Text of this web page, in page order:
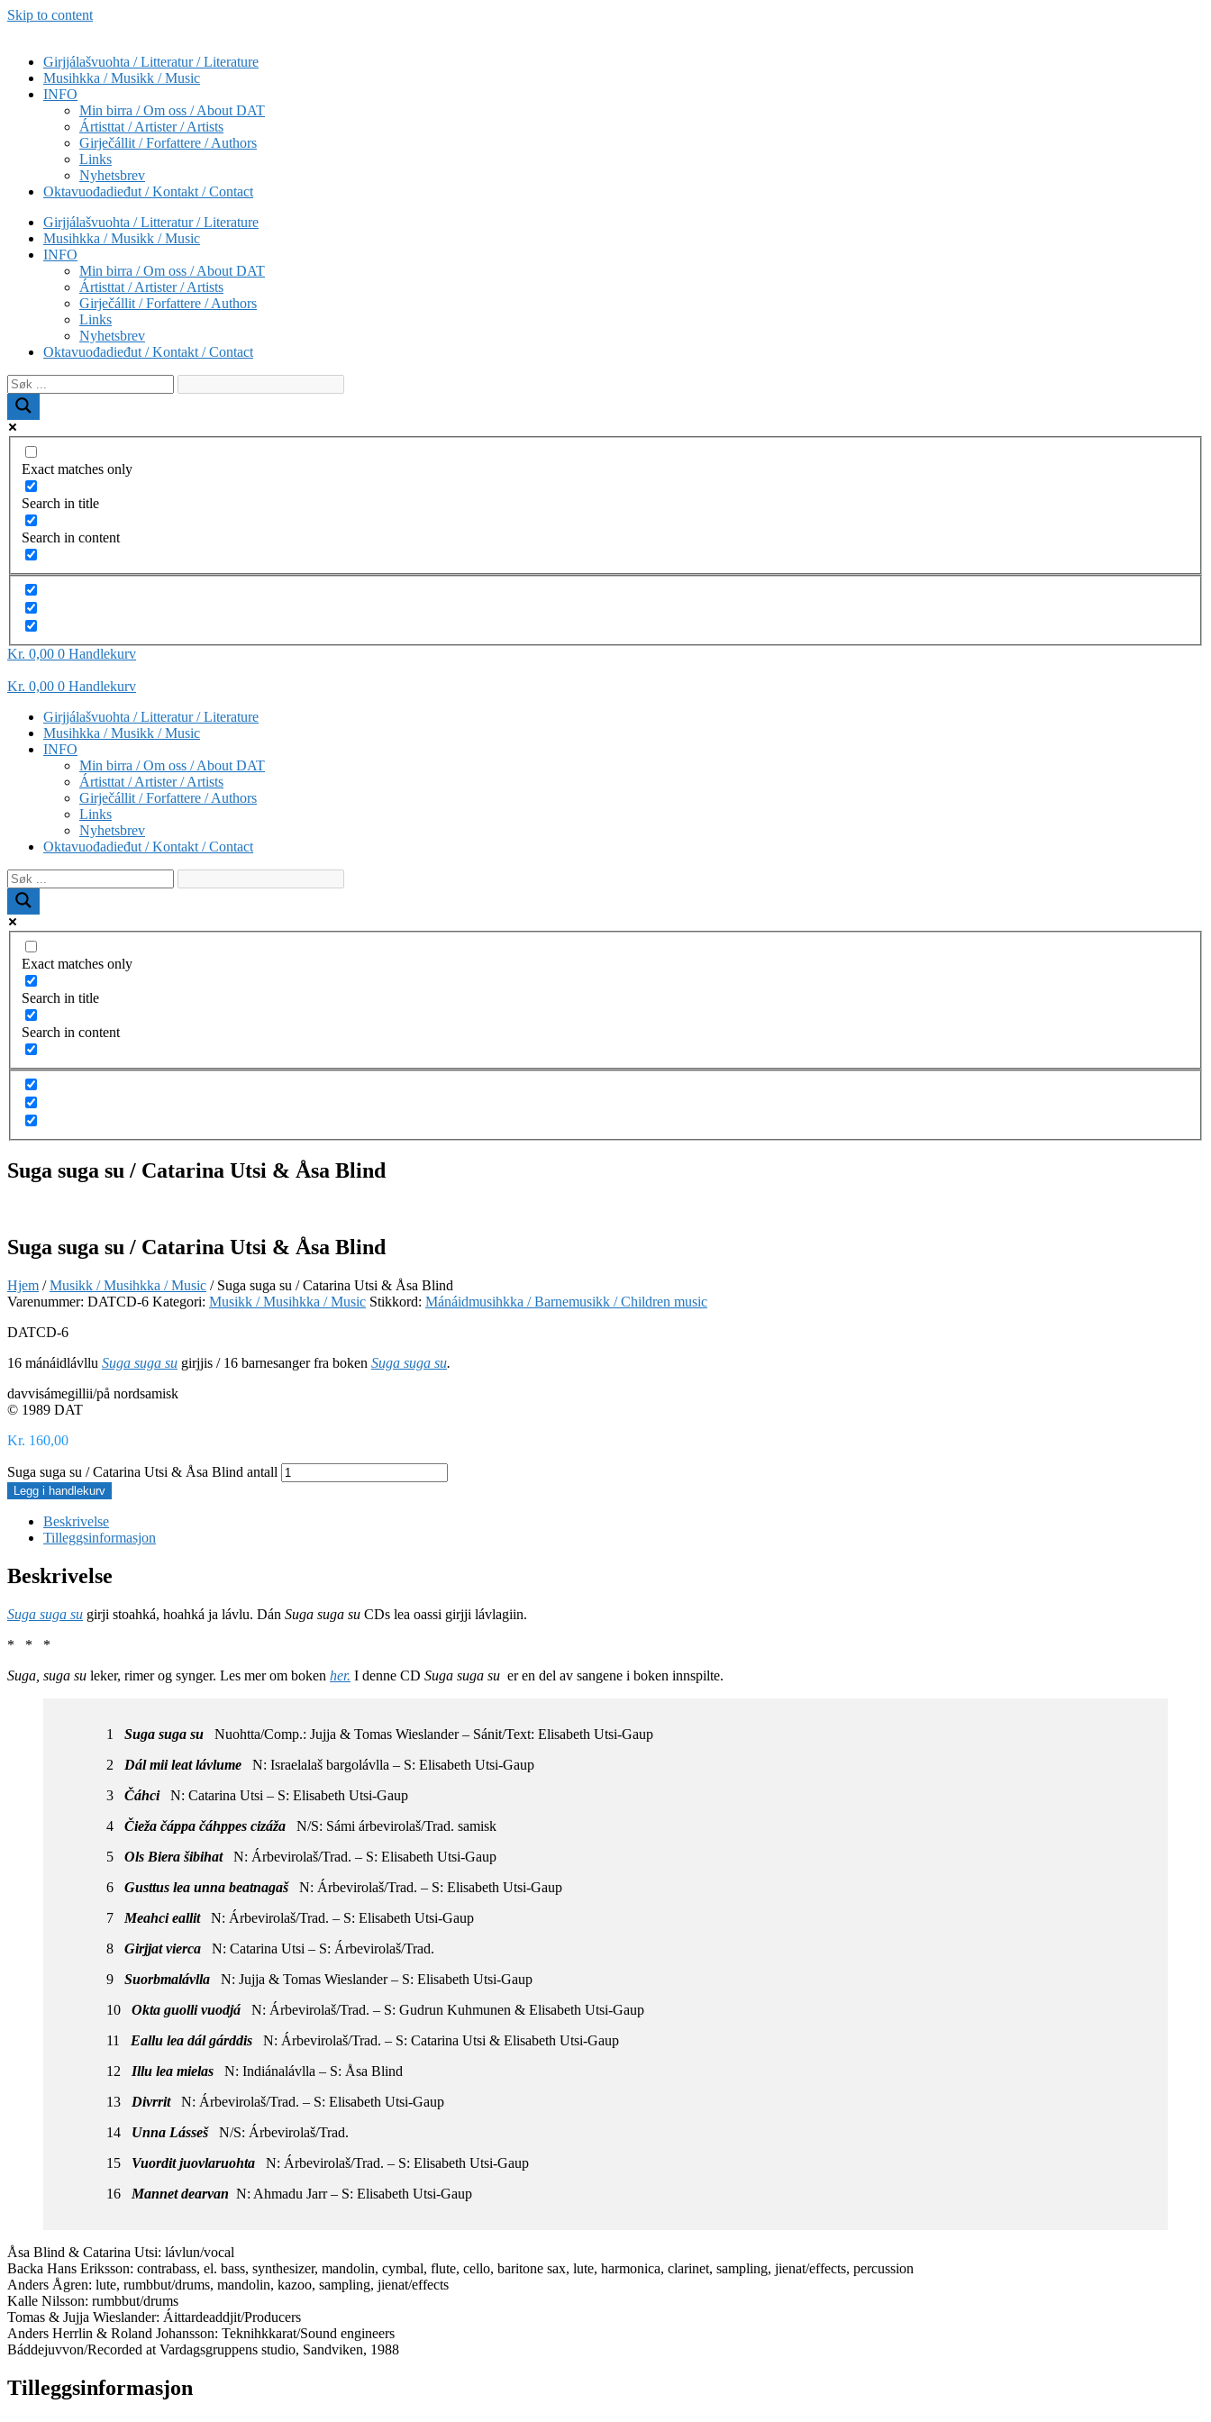
Skip to content
Girjjálašvuohta / Litteratur / Literature
Musihkka / Musikk / Music
INFO
Min birra / Om oss / About DAT
Ártisttat / Artister / Artists
Girječállit / Forfattere / Authors
Links
Nyhetsbrev
Oktavuođadieđut / Kontakt / Contact
Girjjálašvuohta / Litteratur / Literature
Musihkka / Musikk / Music
INFO
Min birra / Om oss / About DAT
Ártisttat / Artister / Artists
Girječállit / Forfattere / Authors
Links
Nyhetsbrev
Oktavuođadieđut / Kontakt / Contact
Exact matches only
Search in title
Search in content
Kr 0,00 0 Handlekurv
Kr 0,00 0 Handlekurv
Girjjálašvuohta / Litteratur / Literature
Musihkka / Musikk / Music
INFO
Min birra / Om oss / About DAT
Ártisttat / Artister / Artists
Girječállit / Forfattere / Authors
Links
Nyhetsbrev
Oktavuođadieđut / Kontakt / Contact
Exact matches only
Search in title
Search in content
Suga suga su / Catarina Utsi & Åsa Blind
Suga suga su / Catarina Utsi & Åsa Blind
Hjem /Musikk / Musihkka / Music / Suga suga su / Catarina Utsi & Åsa Blind
Varenummer: DATCD-6 Kategori: Musikk / Musihkka / Music Stikkord: Mánáidmusihkka / Barnemusikk / Children music
DATCD-6
16 mánáidlávllu Suga suga su girjjis / 16 barnesanger fra boken Suga suga su.
davvisámegillii/på nordsamisk
© 1989 DAT
Kr 160,00
Suga suga su / Catarina Utsi & Åsa Blind antall
Legg i handlekurv
Beskrivelse
Tilleggsinformasjon
Beskrivelse
Suga suga su girji stoahká, hoahká ja lávlu. Dán Suga suga su CDs lea oassi girjji lávlagiin.
* * *
Suga, suga su leker, rimer og synger. Les mer om boken her. I denne CD Suga suga su er en del av sangene i boken innspilte.
1 Suga suga su
Nuohtta/Comp.: Jujja & Tomas Wieslander – Sánit/Text: Elisabeth Utsi-Gaup
2 Dál mii leat lávlume N: Israelalaš bargolávlla – S: Elisabeth Utsi-Gaup
3 Čáhci N: Catarina Utsi – S: Elisabeth Utsi-Gaup
4 Čieža čáppa čáhppes cizáža N/S: Sámi árbevirolaš/Trad. samisk
5 Ols Biera šibihatN: Árbevirolaš/Trad. – S: Elisabeth Utsi-Gaup
6 Gusttus lea unna beatnagašN: Árbevirolaš/Trad. – S: Elisabeth Utsi-Gaup
7 Meahci eallit
N: Árbevirolaš/Trad. – S: Elisabeth Utsi-Gaup
8 Girjjat vierca N: Catarina Utsi – S: Árbevirolaš/Trad.
9 Suorbmalávlla N: Jujja & Tomas Wieslander – S: Elisabeth Utsi-Gaup
10 Okta guolli vuodjá
N: Árbevirolaš/Trad. – S: Gudrun Kuhmunen & Elisabeth Utsi-Gaup
11 Eallu lea dál gárddis
N: Árbevirolaš/Trad. – S: Catarina Utsi & Elisabeth Utsi-Gaup
12 Illu lea mielas N: Indiánalávlla – S: Åsa Blind
13 Divrrit
N: Árbevirolaš/Trad. – S: Elisabeth Utsi-Gaup
14 Unna LássešN/S: Árbevirolaš/Trad.
15 Vuordit juovlaruohta N: Árbevirolaš/Trad. – S: Elisabeth Utsi-Gaup
16 Mannet dearvan N: Ahmadu Jarr – S: Elisabeth Utsi-Gaup
Åsa Blind & Catarina Utsi: lávlun/vocal
Backa Hans Eriksson: contrabass, el. bass, synthesizer, mandolin, cymbal, flute, cello, baritone sax, lute, harmonica, clarinet, sampling, jienat/effects, percussion
Anders Ågren: lute, rumbbut/drums, mandolin, kazoo, sampling, jienat/effects
Kalle Nilsson: rumbbut/drums
Tomas & Jujja Wieslander: Áittardeaddjit/Producers
Anders Herrlin & Roland Johansson: Teknihkkarat/Sound engineers
Báddejuvvon/Recorded at Vardagsgruppens studio, Sandviken, 1988
Tilleggsinformasjon